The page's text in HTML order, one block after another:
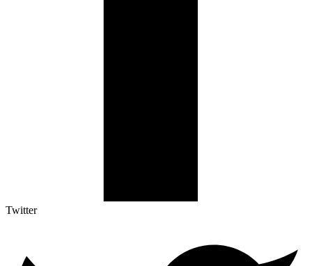
Twitter